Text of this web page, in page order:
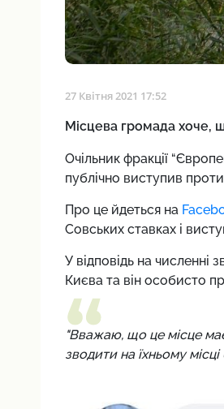
27 Квітня 2021 17:52
Місцева громада хоче,
Очільник фракції
публічно виступив
Про це йдеться на
Совських ставках і
У відповідь на численні
Києва та він особисто
"Вважаю, що це місце
зводити на їхньому